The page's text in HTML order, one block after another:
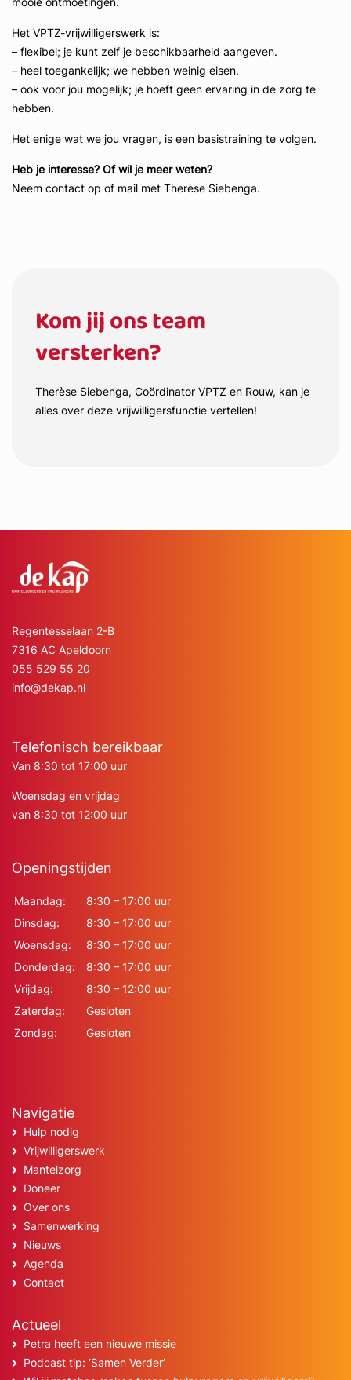
Het VPTZ-vrijwilligerswerk is:
– flexibel; je kunt zelf je beschikbaarheid aangeven.
– heel toegankelijk; we hebben weinig eisen.
– ook voor jou mogelijk; je hoeft geen ervaring in de zorg te
hebben.
Het enige wat we jou vragen, is een basistraining te volgen.
Heb je interesse? Of wil je meer weten?
Neem contact op of mail met Therèse Siebenga.
Kom jij ons team
versterken?
Therèse Siebenga, Coördinator VPTZ en Rouw, kan je
alles over deze vrijwilligersfunctie vertellen!
Regentesselaan 2-B
7316 AC Apeldoorn
055 529 55 20
info@dekap.nl
Telefonisch bereikbaar
Van 8:30 tot 17:00 uur
Woensdag en vrijdag
van 8:30 tot 12:00 uur
Openingstijden
Maandag:
8:30 – 17:00 uur
Dinsdag:
8:30 – 17:00 uur
Woensdag:
8:30 – 17:00 uur
Donderdag:
8:30 – 17:00 uur
Vrijdag:
8:30 – 12:00 uur
Zaterdag:
Gesloten
Zondag:
Gesloten
Navigatie
Hulp nodig
Vrijwilligerswerk
Mantelzorg
Doneer
Over ons
Samenwerking
Nieuws
Agenda
Contact
Actueel
Petra heeft een nieuwe missie
Podcast tip: ‘Samen Verder’